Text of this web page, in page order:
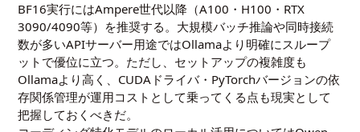
BF16実行にはAmpere世代以降（A100・H100・RTX
3090/4090等）を推奨する。大規模バッチ推論や同時接続
数が多いAPIサーバー用途ではOllamaより明確にスループ
ットで優位に立つ。ただし、セットアップの複雑度も
Ollamaより高く、CUDAドライバ・PyTorchバージョンの依
存関係管理が運用コストとして乗ってくる点も現実として
把握しておくべきだ。